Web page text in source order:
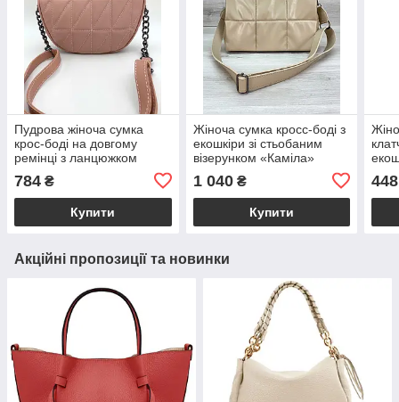
Пудрова жіноча сумка
крос-боді на довгому
ремінці з ланцюжком
«Лайзі» стьобана екошкіра
Welassie
784 ₴
Купити
Жіноча сумка кросс-боді з
екошкіри зі стьобаним
візерунком «Каміла»
Welassie
1 040₴
Купити
448
Акційні пропозиції та новинки